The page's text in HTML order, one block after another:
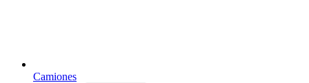
Camiones